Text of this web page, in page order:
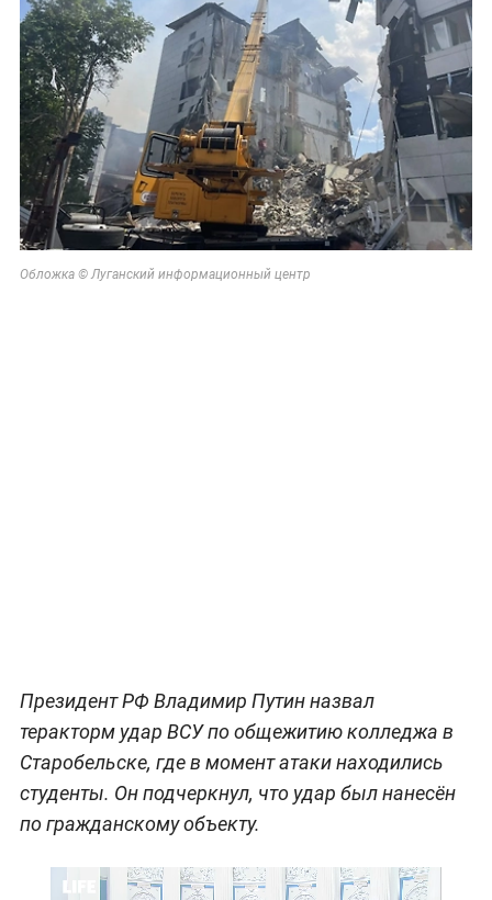
Обложка © Луганский информационный центр
Президент РФ Владимир Путин назвал
теракторм удар ВСУ по общежитию колледжа в
Старобельске, где в момент атаки находились
студенты. Он подчеркнул, что удар был нанесён
по гражданскому объекту.